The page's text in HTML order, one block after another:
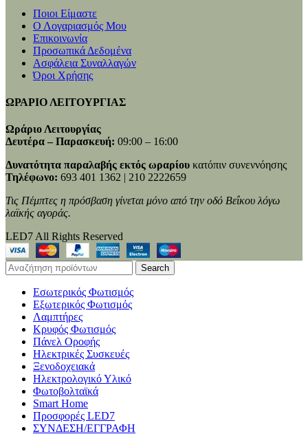
Ποιοι Είμαστε
Ο Λογαριασμός Μου
Επικοινωνία
Προσωπικά Δεδομένα
Ασφάλεια Συναλλαγών
Όροι Χρήσης
ΩΡΑΡΙΟ ΛΕΙΤΟΥΡΓΙΑΣ
Ωράριο Λειτουργίας
Δευτέρα – Παρασκευή: 09:00 – 16:00
Δυνατότητα παραλαβής εκτός ωραρίου κατόπιν συνεννόησης
Τηλέφωνο: 693 401 1362 | 210 2222659
Τις Πέμπτες η πρόσβαση γίνεται μόνο από την οδό Βεΐκου λόγω
λαϊκής αγοράς.
LED7 All Rights Reserved
Search
Εσωτερικός Φωτισμός
Εξωτερικός Φωτισμός
Λαμπτήρες
Κρυφός Φωτισμός
Πάνελ Οροφής
Ηλεκτρικές Συσκευές
Ξενοδοχειακά
Ηλεκτρολογικό Υλικό
Φωτοβολταϊκά
Smart Home
Προσφορές LED7
ΣΥΝΔΕΣΗ/ΕΓΓΡΑΦΗ